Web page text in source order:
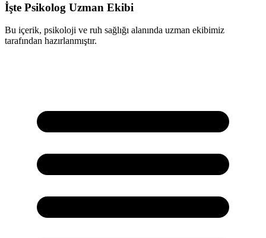
İşte Psikolog Uzman Ekibi
Bu içerik, psikoloji ve ruh sağlığı alanında uzman ekibimiz
tarafından hazırlanmıştır.